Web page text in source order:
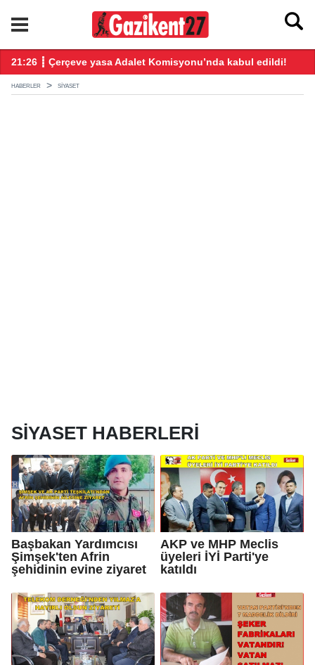
21:26 ┋ Çerçeve yasa Adalet Komisyonu’nda kabul edildi!
HABERLER SIYASET
SIYASET HABERLERI
Başbakan Yardımcısı
Şimşek'ten Afrin
şehidinin evine ziyaret
AKP ve MHP Meclis
üyeleri İYİ Parti'ye
katıldı